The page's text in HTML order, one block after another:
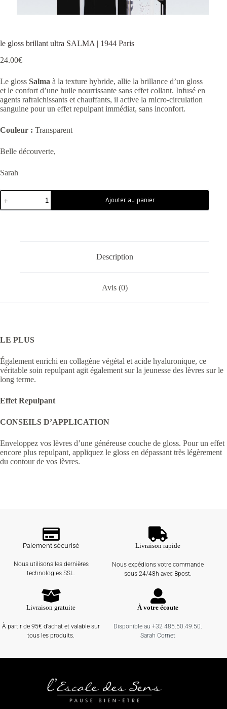
le gloss brillant ultra SALMA | 1944 Paris
24.00€
Le gloss Salma à la texture hybride, allie la brillance d’un gloss
et le confort d’une huile nourrissante sans effet collant. Infusé en
agents rafraichissants et chauffants, il active la micro-circulation
sanguine pour un effet repulpant immédiat, sans inconfort.
Couleur : Transparent
Belle découverte,
Sarah
Ajouter au panier
Description
Avis (0)
LE PLUS
Également enrichi en collagène végétal et acide hyaluronique, ce
véritable soin repulpant agit également sur la jeunesse des lèvres sur le
long terme.
Effet Repulpant
CONSEILS D’APPLICATION
Enveloppez vos lèvres d’une généreuse couche de gloss. Pour un effet
encore plus repulpant, appliquez le gloss en dépassant très légèrement
du contour de vos lèvres.
Paiement sécurisé
Nous utilisons les dernières
technologies SSL.
Livraison rapide
Nous expédions votre commande
sous 24/48h avec Bpost.
Livraison gratuite
À partir de 95€ d'achat et valable sur
tous les produits.
À votre écoute
Disponible au +32 485.50.49.50.
Sarah Cornet